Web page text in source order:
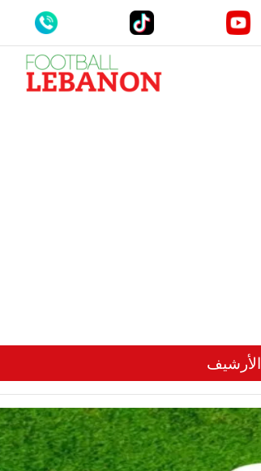
الأرشيف